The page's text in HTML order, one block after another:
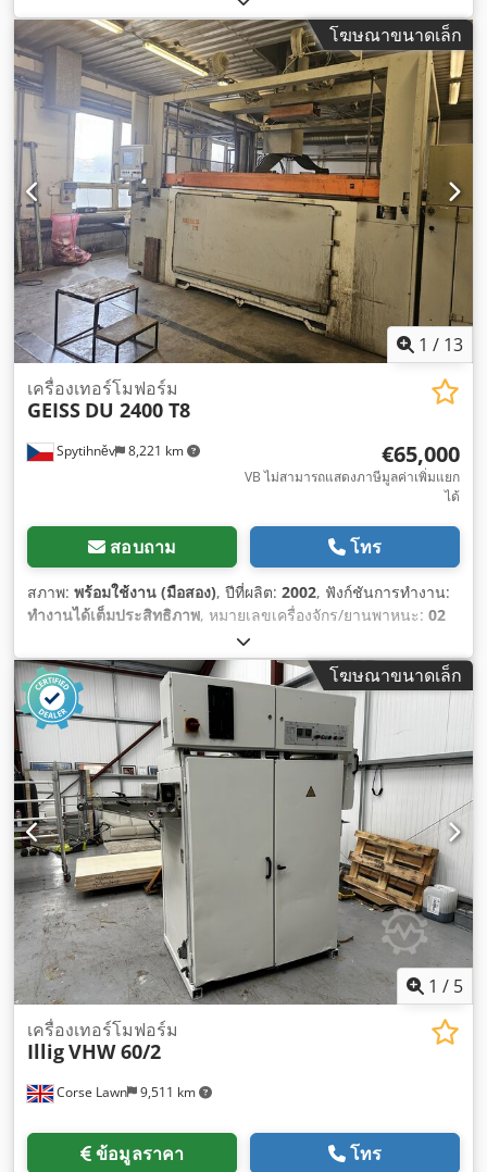
โฆษณาขนาดเล็ก
1 / 13
Spytihněv 8,221 km
เครื่องเทอร์โมฟอร์ม
GEISS DU 2400 T8
€65,000
VB ไม่สามารถแสดงภาษีมูลค่าเพิ่มแยก
ได้
สอบถาม โทร
สภาพ: พร้อมใช้งาน (มือสอง), ปีที่ผลิต: 2002, ฟังก์ชันการทำงาน:
ทำงานได้เต็มประสิทธิภาพ, หมายเลขเครื่องจักร/ยานพาหนะ: 02
โฆษณาขนาดเล็ก
1 / 5
Corse Lawn 9,511 km
เครื่องเทอร์โมฟอร์ม
IlligVHW 60/2
ข้อมูลราคา โทร